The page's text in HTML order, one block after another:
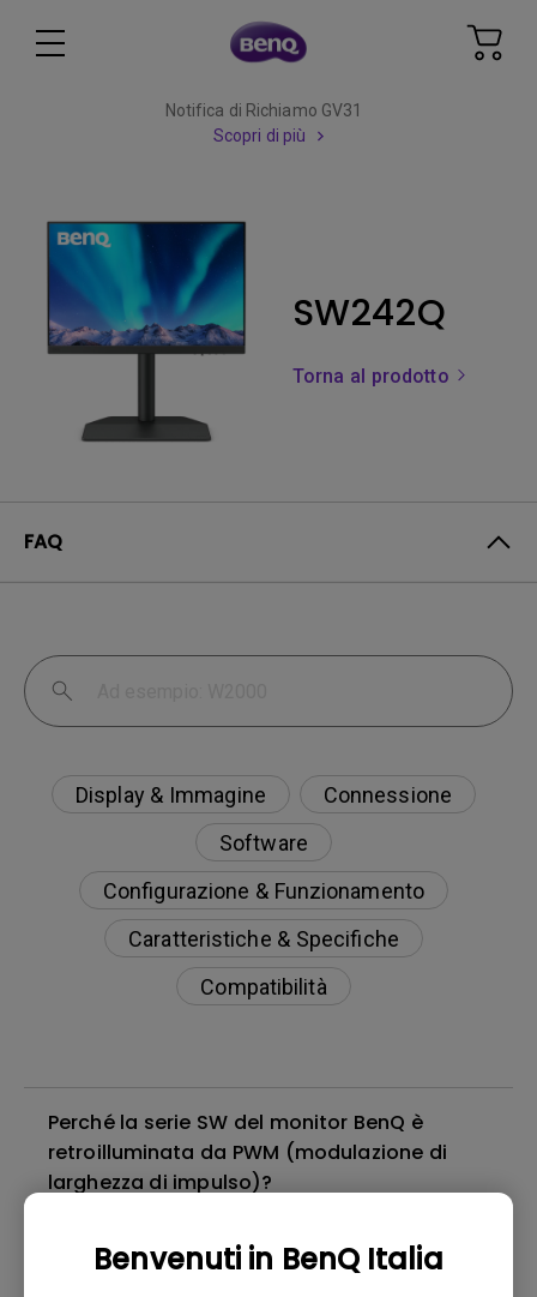
Benvenuti in BenQ Italia
Notifica di Richiamo GV31
Scopri di più
SW242Q
Torna al prodotto
FAQ
Display & Immagine
Connessione
Software
Configurazione & Funzionamento
Caratteristiche & Specifiche
Compatibilità
Perché la serie SW del monitor BenQ è
retroilluminata da PWM (modulazione di
larghezza di impulso)?
Come posso configurare macOS prima di
calibrare il mio monitor con Palette Master